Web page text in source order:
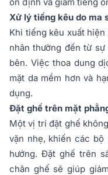
Xử lý tiếng kêu do ma
Khi tiếng kêu xuất
nhân thường đến từ
bên. Việc thoa dung
mặt da mềm hơn và
dụng.
Đặt ghế trên mặt
Một vị trí đặt ghế
vặn nhẹ, khiến các
hướng. Đặt ghế trên
chân ghế sẽ giúp